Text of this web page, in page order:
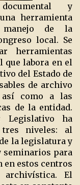
y
herramienta
de la
local. Se
herramientas
que labora en el
del Estado de
de archivo
como a las
de la entidad.
Legislativo ha
niveles: al
la legislatura y
seminarios para
en estos centros
El